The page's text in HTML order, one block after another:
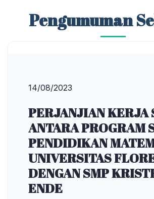
Pengumuman
14/08/2023
PERJANJIAN KERJA
ANTARA PROGRAM
PENDIDIKAN
UNIVERSITAS
DENGAN SMP
ENDE